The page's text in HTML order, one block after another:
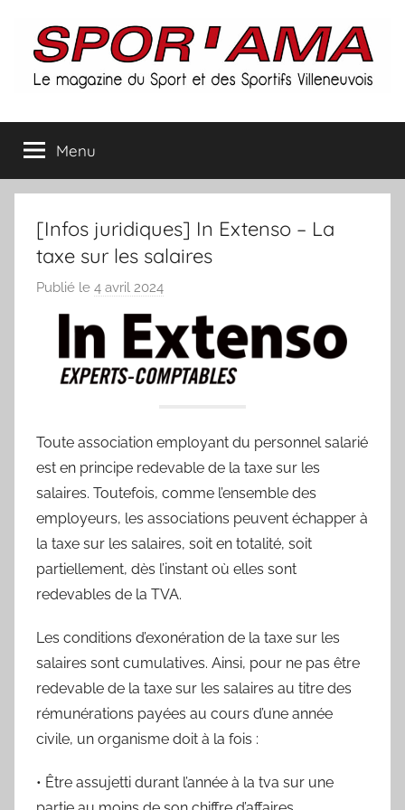
contenu
Spor'ama
le
magazine
du
sport
des
sportifs
villeneuvois
Menu
[Infos juridiques] In Extenso – La
taxe sur les salaires
Publié le 4 avril 2024
r
S
p
'
a
m
a
Toute association employant du personnel salarié
est en principe redevable de la taxe sur les
salaires. Toutefois, comme l’ensemble des
employeurs, les associations peuvent échapper à
la taxe sur les salaires, soit en totalité, soit
partiellement, dès l’instant où elles sont
redevables de la TVA.
Les conditions d’exonération de la taxe sur les
salaires sont cumulatives. Ainsi, pour ne pas être
redevable de la taxe sur les salaires au titre des
rémunérations payées au cours d’une année
civile, un organisme doit à la fois :
• Être assujetti durant l’année à la tva sur une